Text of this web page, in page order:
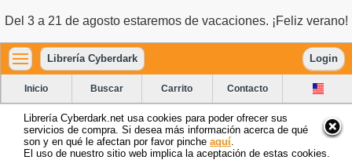
Del 3 a 21 de agosto estaremos de vacaciones. ¡Feliz verano!
Librería Cyberdark Login
Inicio Buscar Carrito Contacto
Librería Cyberdark.net usa cookies para poder ofrecer sus
servicios de compra. Si desea más información acerca de qué
son y en qué le afectan por favor pinche aquí
El uso de nuestro sitio web implica la aceptación de estas cookies.